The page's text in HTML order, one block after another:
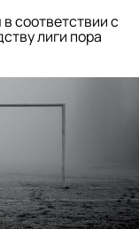
соответствии с
лиги пора